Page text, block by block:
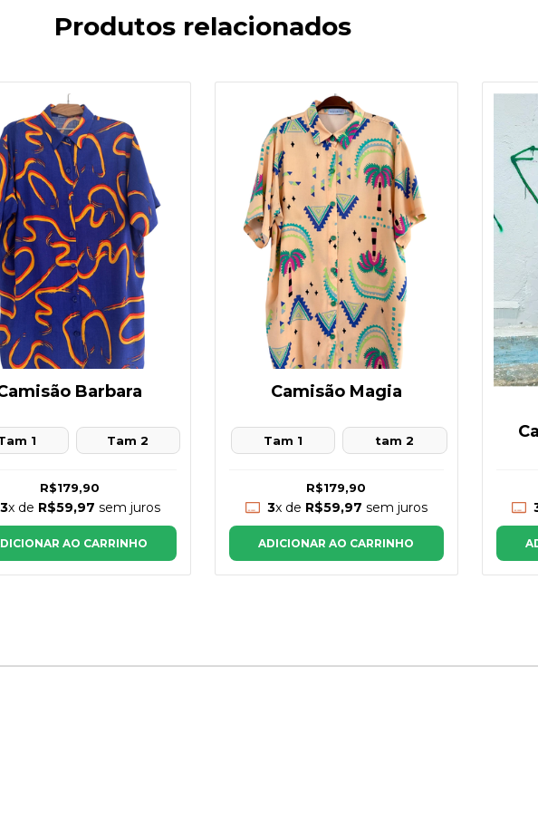
Produtos relacionados
Barbara
1 Tam 2
R$179,90
3x de R$59,97 sem juros
AO CARRINHO
Camisão Magia
Tam 1 tam 2
R$179,90
3x de R$59,97 sem juros
ADICIONAR AO CARRINHO